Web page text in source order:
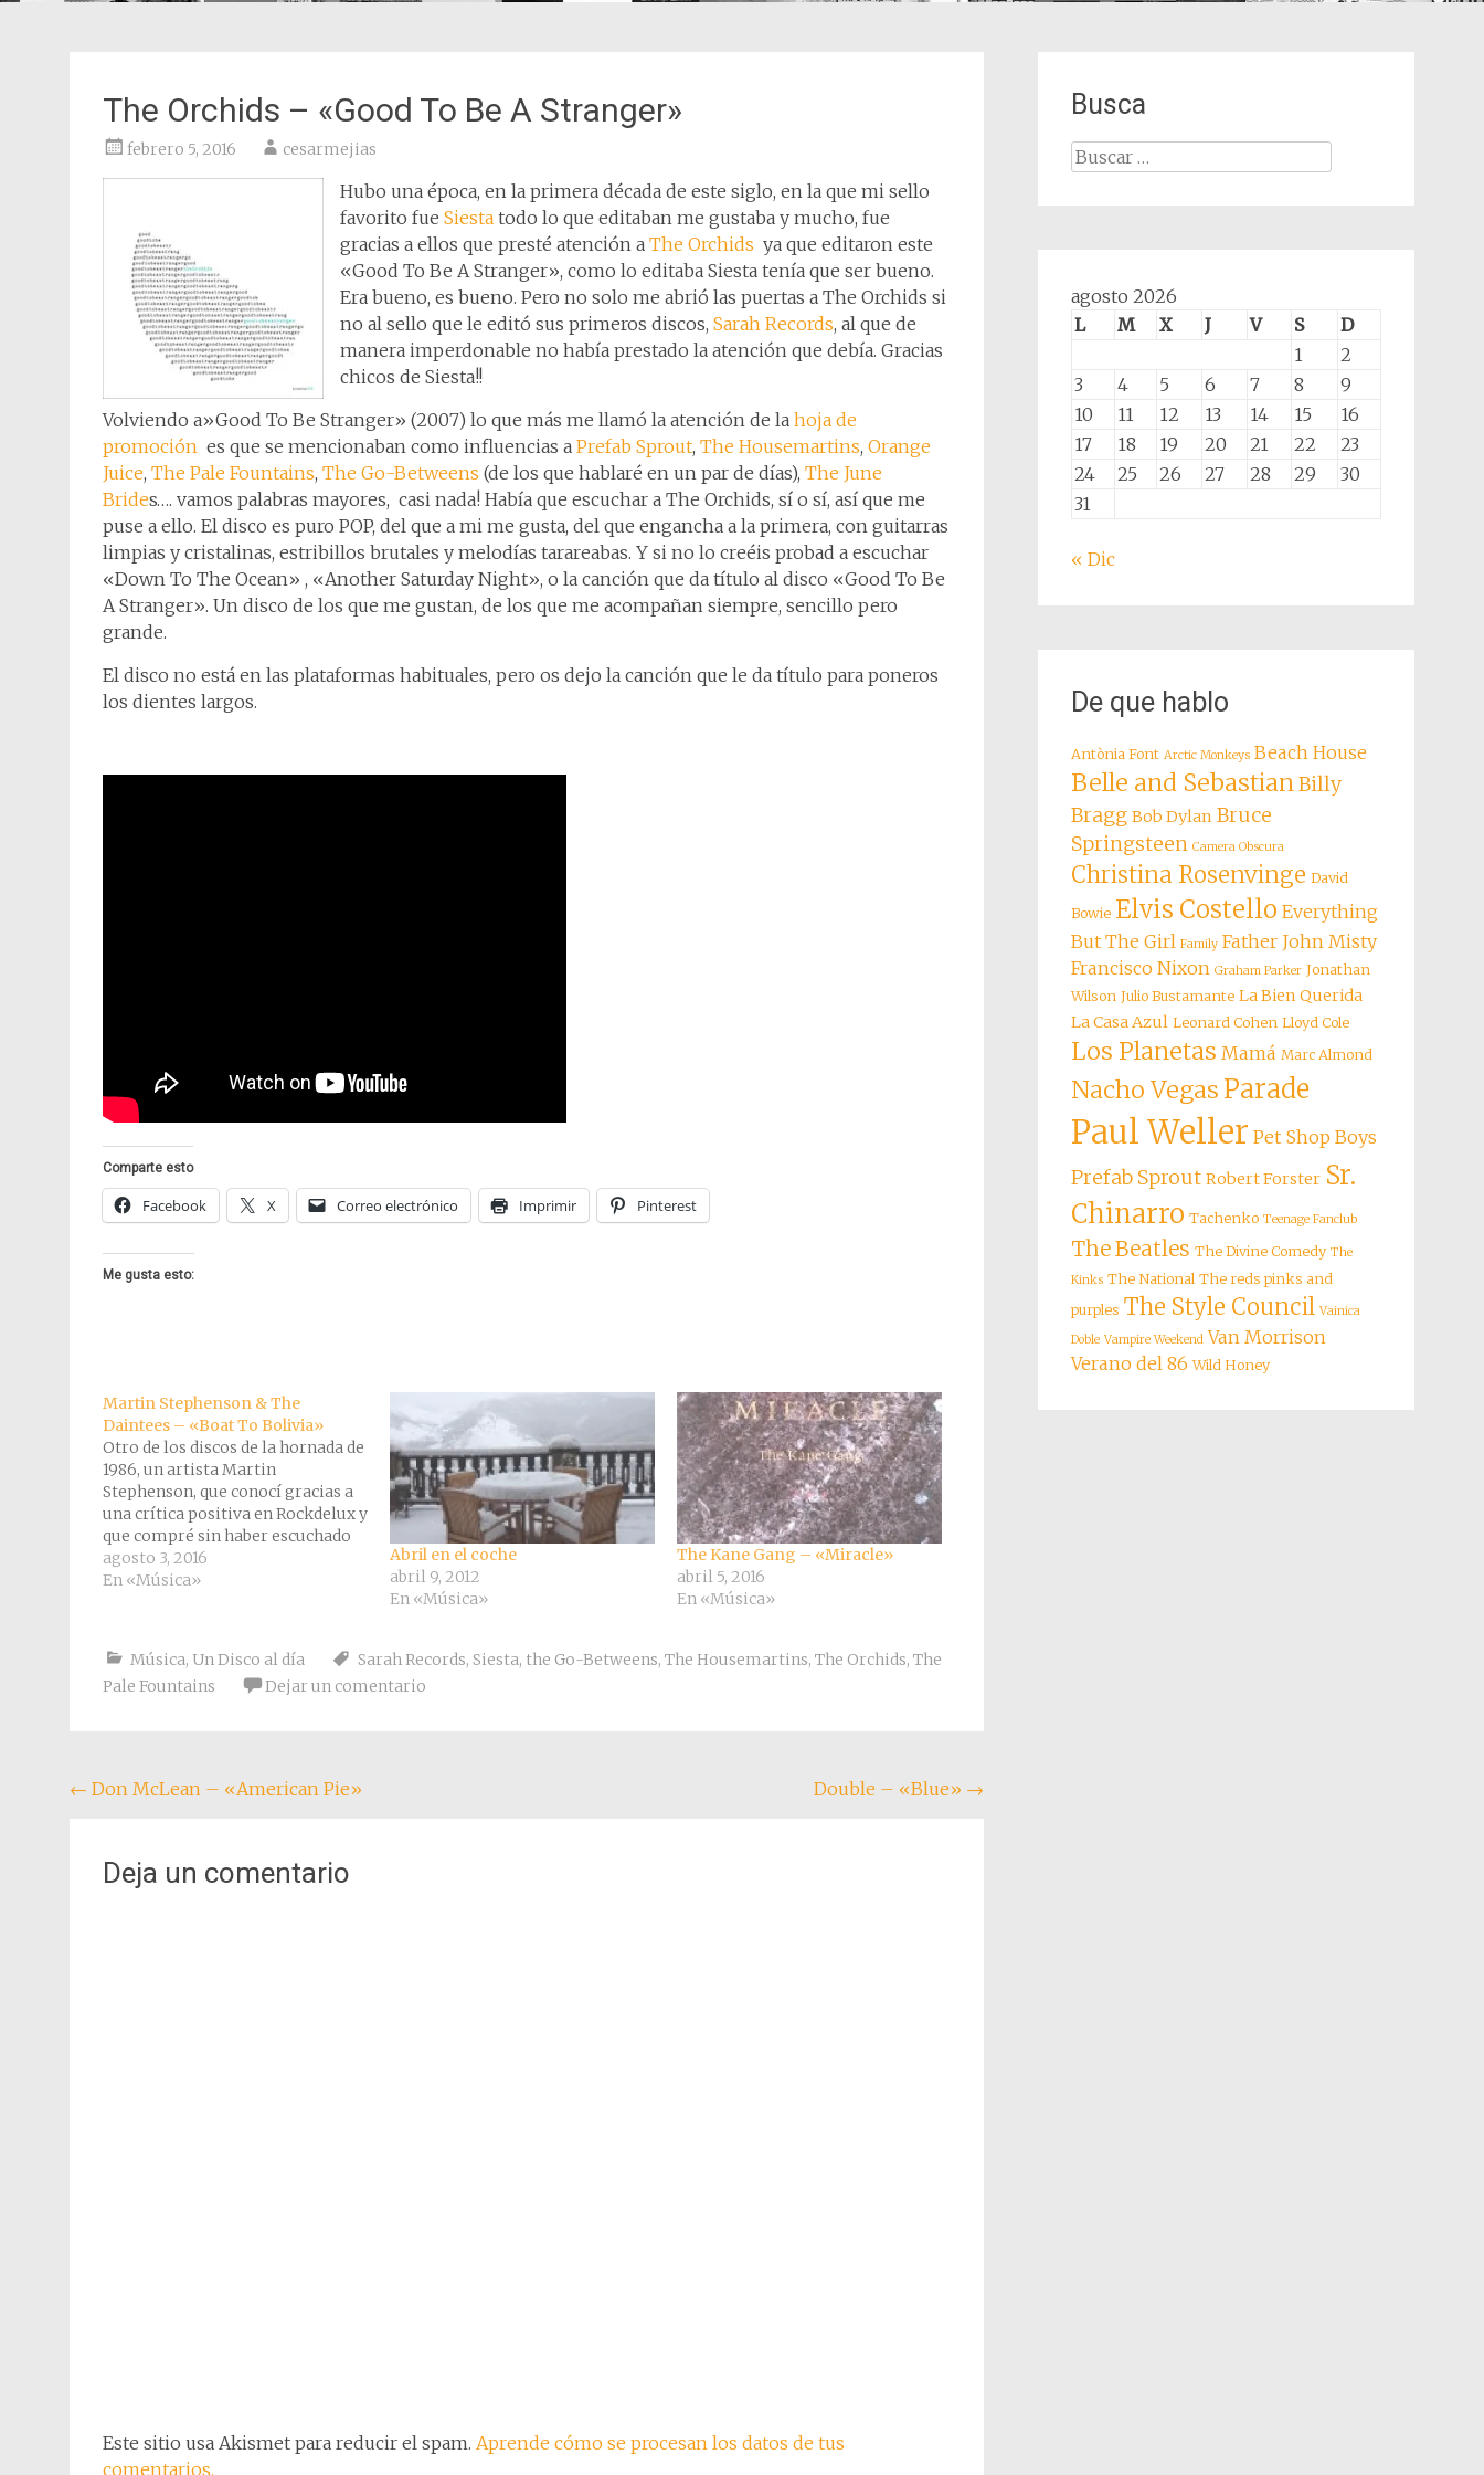
The Orchids – «Good To Be A Stranger»
febrero 5, 2016 cesarmejias
Hubo una época, en la primera década de este siglo, en la que mi sello
favorito fue Siesta todo lo que editaban me gustaba y mucho, fue
gracias a ellos que presté atención a The Orchids ya que editaron este
«Good To Be A Stranger», como lo editaba Siesta tenía que ser bueno.
Era bueno, es bueno. Pero no solo me abrió las puertas a The Orchids si
no al sello que le editó sus primeros discos, Sarah Records, al que de
manera imperdonable no había prestado la atención que debía. Gracias
chicos de Siesta!!
Volviendo a»Good To Be Stranger» (2007) lo que más me llamó la atención de la hoja de
promoción es que se mencionaban como influencias a Prefab Sprout, The Housemartins, Orange
Juice, The Pale Fountains, The Go-Betweens (de los que hablaré en un par de días), The June
Brides…. vamos palabras mayores, casi nada! Había que escuchar a The Orchids, sí o sí, así que me
puse a ello. El disco es puro POP, del que a mi me gusta, del que engancha a la primera, con guitarras
limpias y cristalinas, estribillos brutales y melodías tarareabas. Y si no lo creéis probad a escuchar
«Down To The Ocean» , «Another Saturday Night», o la canción que da título al disco «Good To Be
A Stranger». Un disco de los que me gustan, de los que me acompañan siempre, sencillo pero
grande.
El disco no está en las plataformas habituales, pero os dejo la canción que le da título para poneros
los dientes largos.
Comparte esto
Facebook X Correo electrónico Imprimir Pinterest
Me gusta esto:
Martin Stephenson & The
Daintees – «Boat To Bolivia»
Otro de los discos de la hornada de
1986, un artista Martin
Stephenson, que conocí gracias a
una crítica positiva en Rockdelux y
que compré sin haber escuchado
ni una sola canción. Este "Boat To
Bolivia" fue el primer disco de
agosto 3, 2016
En «Música»
Abril en el coche
abril 9, 2012
En «Música»
The Kane Gang – «Miracle»
abril 5, 2016
En «Música»
Música, Un Disco al día Sarah Records, Siesta, the Go-Betweens, The Housemartins, The Orchids, The
Pale Fountains
Dejar un comentario
Navegación
entradas
← Don McLean – «American Pie» Double – «Blue» →
Deja un comentario
Este sitio usa Akismet para reducir el spam. Aprende cómo se procesan los datos de tus
comentarios.
Busca
Buscar:
agosto 2026
L
M X J V S
D
1
2
3
4 5 6 7 8
9
10
11 12 13 14 15
16
17
18 19 20 21 22
23
24
25 26 27 28 29
30
31
« Dic
De que hablo
Antònia Font Arctic Monkeys Beach House
Belle and SebastianBilly
Bragg Bob Dylan Bruce
Springsteen Camera Obscura
Christina Rosenvinge David
Bowie Elvis Costello Everything
But The Girl Family Father John Misty
Francisco Nixon Graham Parker Jonathan
Wilson Julio Bustamante La Bien Querida
La Casa Azul Leonard Cohen Lloyd Cole
Los Planetas Mamá Marc Almond
Nacho Vegas Parade
Paul Weller Pet Shop Boys
Prefab Sprout Robert Forster Sr.
Chinarro Tachenko Teenage Fanclub
The Beatles The Divine Comedy The
Kinks The National The reds pinks and
purples The Style Council Vainica
Doble Vampire Weekend Van Morrison
Verano del 86 Wild Honey